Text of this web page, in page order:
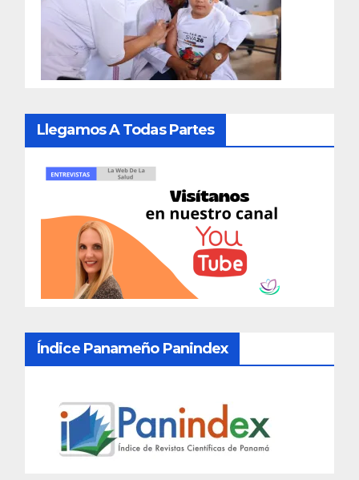
Llegamos A Todas Partes
Índice Panameño Panindex